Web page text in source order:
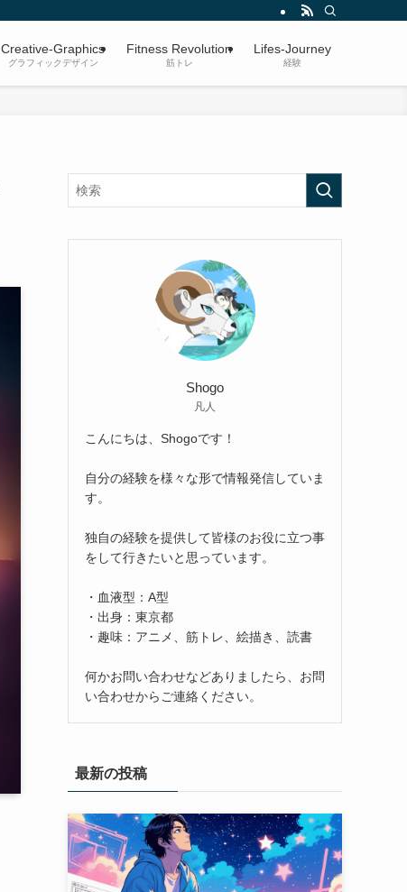
Creative-Graphics
グラフィックデザイン
Fitness Revolution
筋トレ
Lifes-Journey
経験
Shogo
凡人
こんにちは、Shogoです！
自分の経験を様々な形で情報発信していま
す。
独自の経験を提供して皆様のお役に立つ事
をして行きたいと思っています。
・血液型：A型
・出身：東京都
・趣味：アニメ、筋トレ、絵描き、読書
何かお問い合わせなどありましたら、お問
い合わせからご連絡ください。
最新の投稿